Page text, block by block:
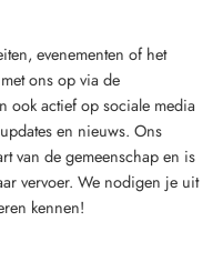
evenementen of het
ons op via de
ook actief op sociale media
en nieuws. Ons
van de gemeenschap en is
vervoer. We nodigen je uit
kennen!